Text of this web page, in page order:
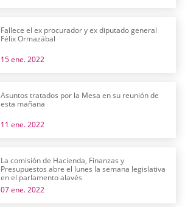
Fallece el ex procurador y ex diputado general
Félix Ormazábal
15 ene. 2022
Asuntos tratados por la Mesa en su reunión de
esta mañana
11 ene. 2022
La comisión de Hacienda, Finanzas y
Presupuestos abre el lunes la semana legislativa
en el parlamento alavés
07 ene. 2022